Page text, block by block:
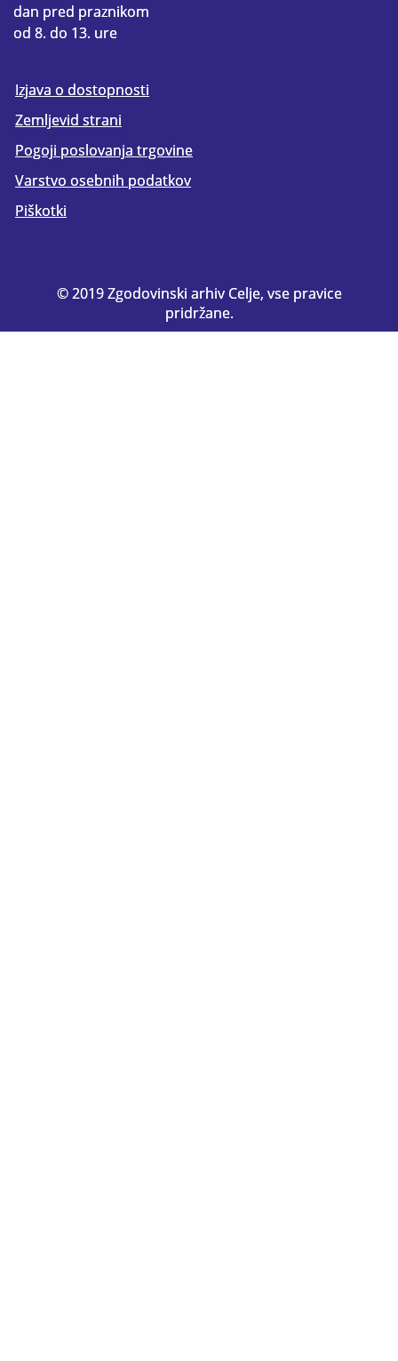
dan pred praznikom
od 8. do 13. ure
Izjava o dostopnosti
Zemljevid strani
Pogoji poslovanja trgovine
Varstvo osebnih podatkov
Piškotki
© 2019 Zgodovinski arhiv Celje, vse pravice
pridržane.